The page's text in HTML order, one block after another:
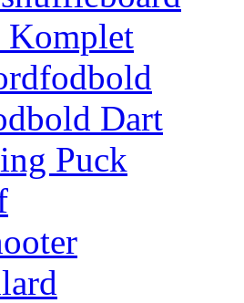
Komplet
Dart
Puck